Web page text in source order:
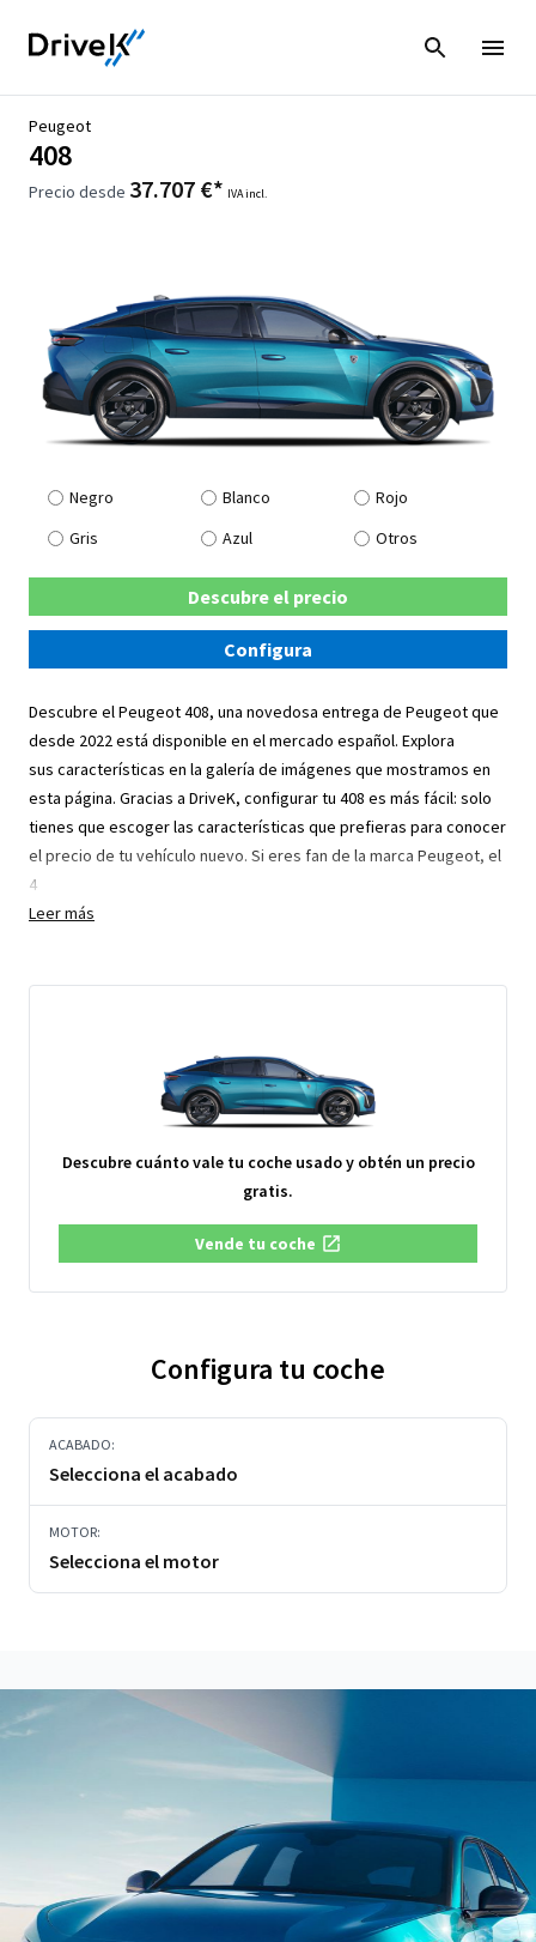
Peugeot
408
Precio desde 37.707 €* IVA incl.
Negro Blanco
Rojo
Gris
Azul Otros
Descubre el precio
Configura
Descubre el Peugeot 408, una novedosa entrega de Peugeot que
desde 2022 está disponible en el mercado español. Explora
sus características en la galería de imágenes que mostramos en
esta página. Gracias a DriveK, configurar tu 408 es más fácil: solo
tienes que escoger las características que prefieras para conocer
el precio de tu vehículo nuevo. Si eres fan de la marca Peugeot, el
4
Leer más
Descubre cuánto vale tu coche usado y obtén un precio
gratis.
Vende tu coche
Configura tu coche
ACABADO:
Selecciona el acabado
MOTOR:
Selecciona el motor